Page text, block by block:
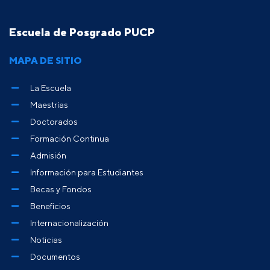
Escuela de Posgrado PUCP
MAPA DE SITIO
La Escuela
Maestrías
Doctorados
Formación Continua
Admisión
Información para Estudiantes
Becas y Fondos
Beneficios
Internacionalización
Noticias
Documentos